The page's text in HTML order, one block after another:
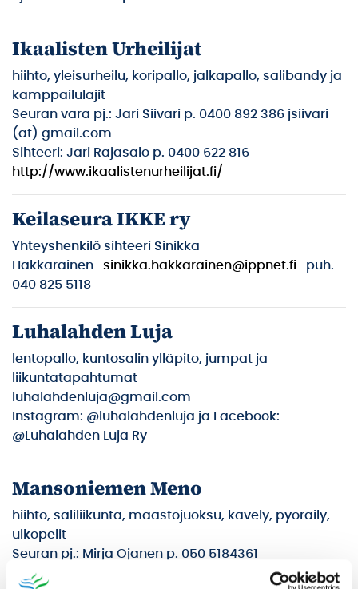
Ikaalisten Urheilijat
hiihto, yleisurheilu, koripallo, jalkapallo, salibandy ja
kamppailulajit
Seuran vara pj.: Jari Siivari p. 0400 892 386 jsiivari
(at) gmail.com
Sihteeri: Jari Rajasalo p. 0400 622 816
http://www.ikaalistenurheilijat.fi/
Keilaseura IKKE ry
Yhteyshenkilö sihteeri Sinikka
Hakkarainen sinikka.hakkarainen@ippnet.fi puh.
040 825 5118
Luhalahden Luja
lentopallo, kuntosalin ylläpito, jumpat ja
liikuntatapahtumat
luhalahdenluja@gmail.com
Instagram: @luhalahdenluja ja Facebook:
@Luhalahden Luja Ry
Mansoniemen Meno
hiihto, saliliikunta, maastojuoksu, kävely, pyöräily,
ulkopelit
Seuran pj.: Mirja Ojanen p. 050 5184361
mirja.2ojanen@gmail.com